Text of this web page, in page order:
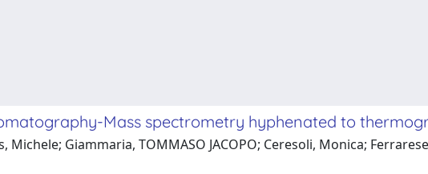
Mass spectrometry hyphenated to
Giammaria, TOMMASO JACOPO; Ceresoli, Monica;